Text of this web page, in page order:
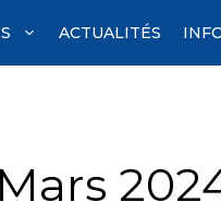
ACTUALITÉS